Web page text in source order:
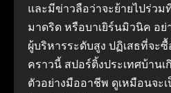
และมีข่าวลือว่าจะย้ายไปร่วม
มาดริด หรือบาเยิร์นมิวนิค อย่
ผู้บริหารระดับสูง ปฏิเสธที่จะ
คราวนี้ สปอร์ติ้งประเทศบ้านเ
ตัวอย่างมืออาชีพ ดูเหมือนจะ